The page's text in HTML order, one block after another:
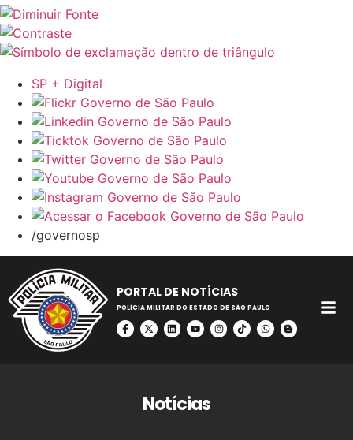
SP + Digital
/governosp
PORTAL DE NOTÍCIAS
POLÍCIA MILITAR DO ESTADO DE SÃO PAULO
Notícias